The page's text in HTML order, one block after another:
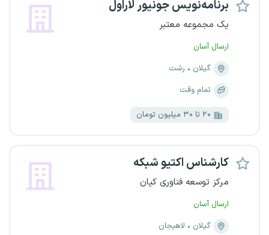
برنامه‌نویس جونیور لاراول
یک مجموعه معتبر
ارسال آسان
گیلان
رشت
تمام وقت
۲۰ تا ۳۰ میلیون تومان
کارشناس اکتیو شبکه
مرکز توسعه فناوری کیان
ارسال آسان
گیلان
لاهیجان